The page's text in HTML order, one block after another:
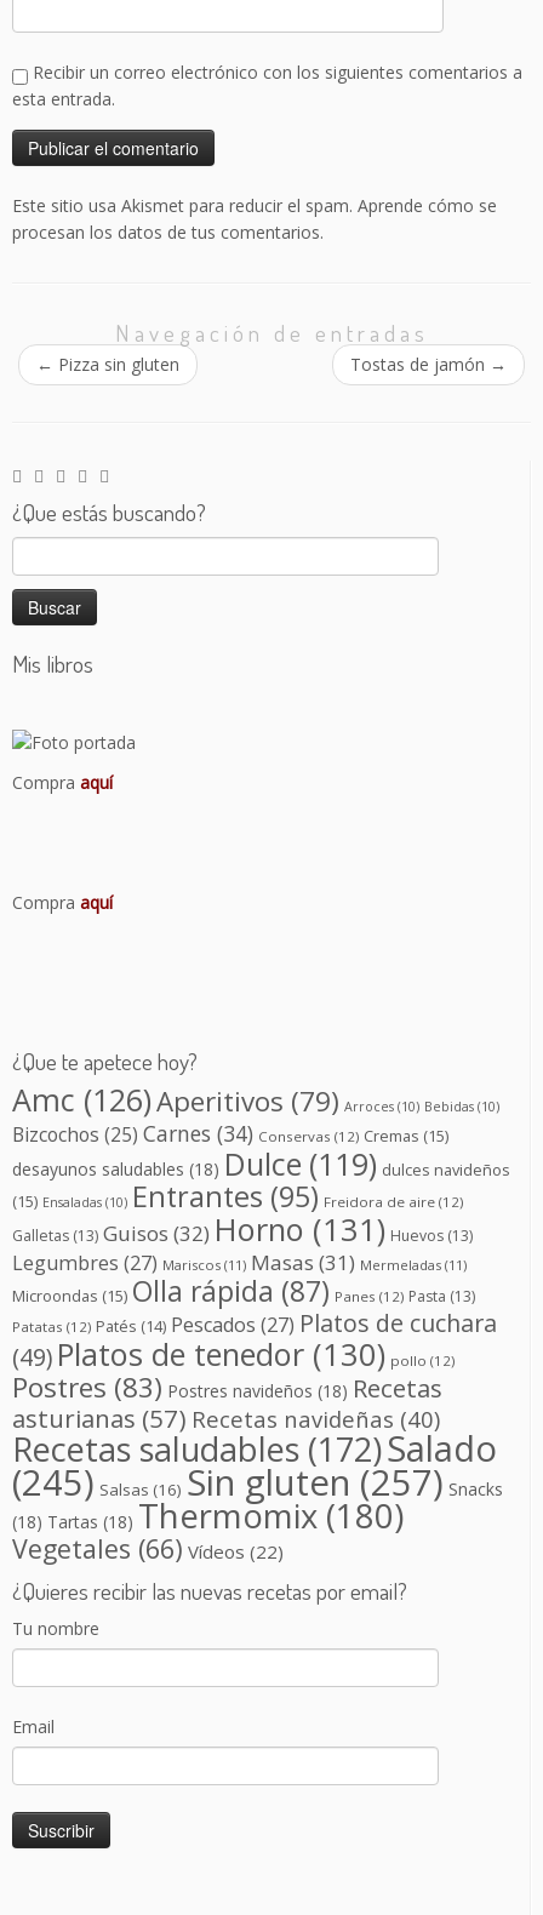
Recibir un correo electrónico con los siguientes comentarios a
esta entrada.
Este sitio usa Akismet para reducir el spam. Aprende cómo se
procesan los datos de tus comentarios.
Navegación de entradas
← Pizza sin gluten Tostas de jamón →
¿Que estás buscando?
Mis libros
Compra aquí
Compra aquí
¿Que te apetece hoy?
Amc (126)Aperitivos (79) Arroces (10) Bebidas (10)
Bizcochos (25) Carnes (34) Conservas (12) Cremas (15)
desayunos saludables (18) Dulce (119) dulces navideños
(15) Ensaladas (10) Entrantes (95) Freidora de aire (12)
Galletas (13) Guisos (32) Horno (131) Huevos (13)
Legumbres (27) Mariscos (11) Masas (31) Mermeladas (11)
Microondas (15) Olla rápida (87) Panes (12) Pasta (13)
Patatas (12) Patés (14) Pescados (27) Platos de cuchara
(49) Platos de tenedor (130) pollo (12)
Postres (83) Postres navideños (18) Recetas
asturianas (57) Recetas navideñas (40)
Recetas saludables (172)Salado
(245) Salsas (16) Sin gluten (257) Snacks
(18) Tartas (18) Thermomix (180)
Vegetales (66) Vídeos (22)
¿Quieres recibir las nuevas recetas por email?
Tu nombre
Email